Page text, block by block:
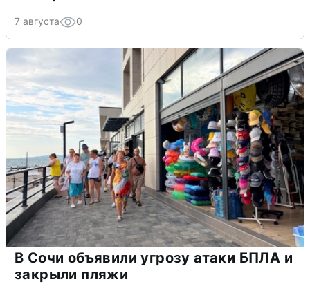
7 августа 0
В Сочи объявили угрозу атаки БПЛА и
закрыли пляжи